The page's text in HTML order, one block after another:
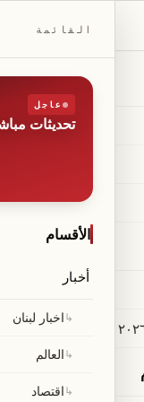
عون
القائمة
عاجل
تحديثات
الأقسام
أخبار
↳اخبار لبنان
↳العالم
↳اقتصاد